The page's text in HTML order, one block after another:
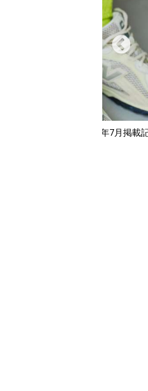
て損なし」の極上スマホ5選【